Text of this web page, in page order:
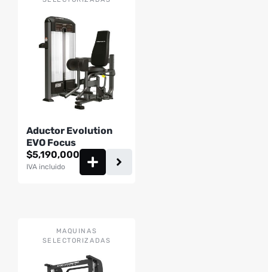
Aductor Evolution
EVO Focus
$5,190,000
IVA incluido
MAQUINAS
SELECTORIZADAS